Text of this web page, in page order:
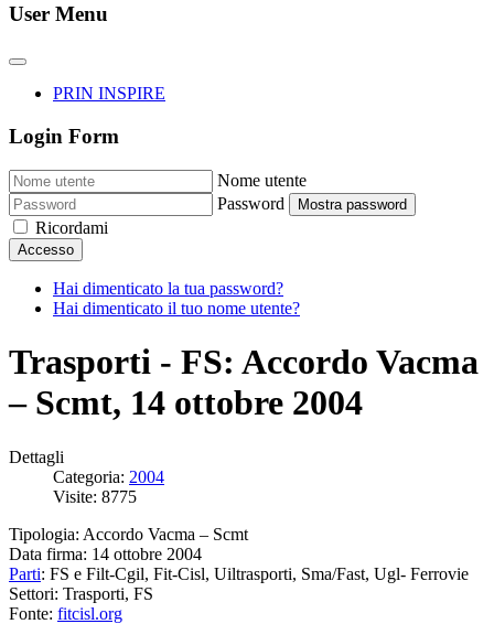
User Menu
PRIN INSPIRE
Login Form
Nome utente
Password
Mostra password
Ricordami
Accesso
Hai dimenticato la tua password?
Hai dimenticato il tuo nome utente?
Trasporti - FS: Accordo Vacma
– Scmt, 14 ottobre 2004
Dettagli
Categoria: 2004
Visite: 8775
Tipologia: Accordo Vacma – Scmt
Data firma: 14 ottobre 2004
Parti: FS e Filt-Cgil, Fit-Cisl, Uiltrasporti, Sma/Fast, Ugl- Ferrovie
Settori: Trasporti, FS
Fonte: fitcisl.org